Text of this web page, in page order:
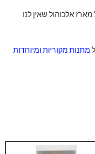
אלכוהול שאין לנו
מתנות מקוריות ומיוחדות